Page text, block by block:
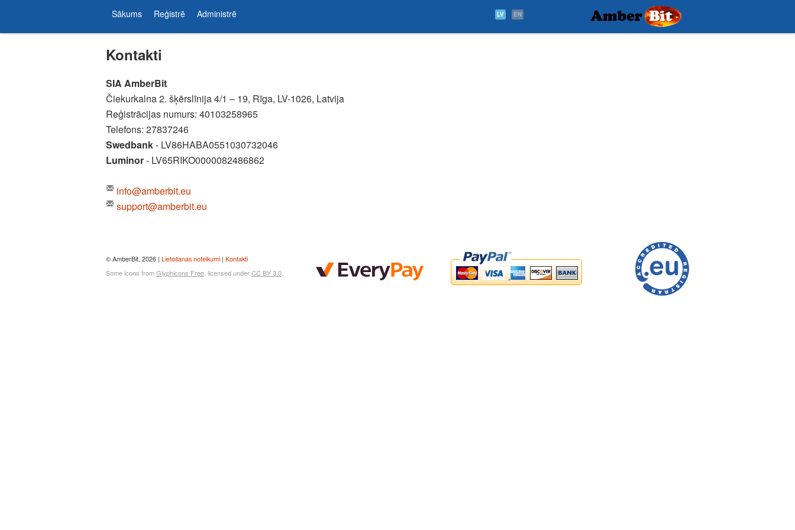
Sākums Reģistrē Administrē LV EN
Kontakti
SIA AmberBit
Čiekurkalna 2. šķērslīnija 4/1 – 19, Rīga, LV-1026, Latvija
Reģistrācijas numurs: 40103258965
Telefons: 27837246
Swedbank- LV86HABA0551030732046
Luminor- LV65RIKO0000082486862
info@amberbit.eu
support@amberbit.eu
© AmberBit, 2026 | Lietošanas noteikumi | Kontakti
Some icons fromGlyphicons Free , licensed underCC BY 3.0